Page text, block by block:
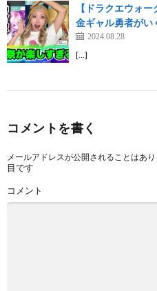
【ドラクエウォ
金ギャル勇者がい
2024.08.28
[…]
コメントを書く
メールアドレスが公開されることはあり
目です
コメント